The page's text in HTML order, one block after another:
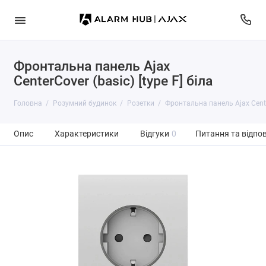
Фронтальна панель Ajax
CenterCover (basic) [type F] біла
Головна Розумний будинок Розетки Фронтальна панель Ajax
Опис Характеристики Відгуки 0 Питання та